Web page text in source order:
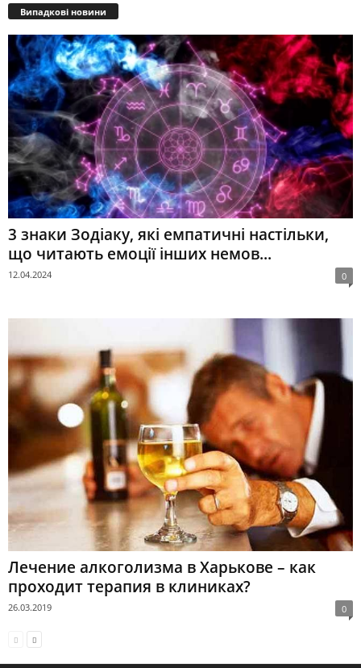
Випадкові новини
3 знаки Зодіаку, які емпатичні настільки,
що читають емоції інших немов...
12.04.2024 0
Лечение алкоголизма в Харькове – как
проходит терапия в клиниках?
26.03.2019 0